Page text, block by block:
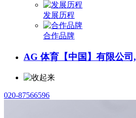
发展历程
合作品牌
AG 体育【中国】有限公司,
020-87566596